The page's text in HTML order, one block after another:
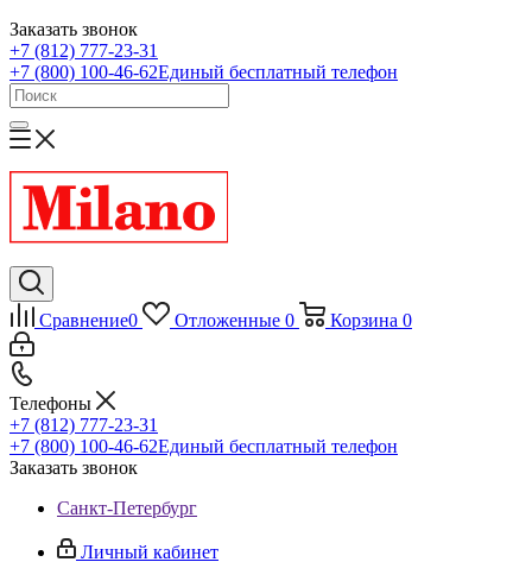
Заказать звонок
+7 (812) 777-23-31
+7 (800) 100-46-62Единый бесплатный телефон
Сравнение0 Отложенные 0 Корзина 0
Телефоны
+7 (812) 777-23-31
+7 (800) 100-46-62Единый бесплатный телефон
Заказать звонок
Санкт-Петербург
Личный кабинет